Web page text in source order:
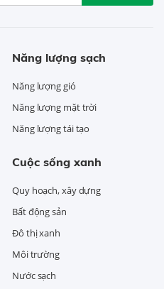
Năng lượng sạch
Năng lượng gió
Năng lượng mặt trời
Năng lượng tái tạo
Cuộc sống xanh
Quy hoạch, xây dựng
Bất động sản
Đô thị xanh
Môi trường
Nước sạch